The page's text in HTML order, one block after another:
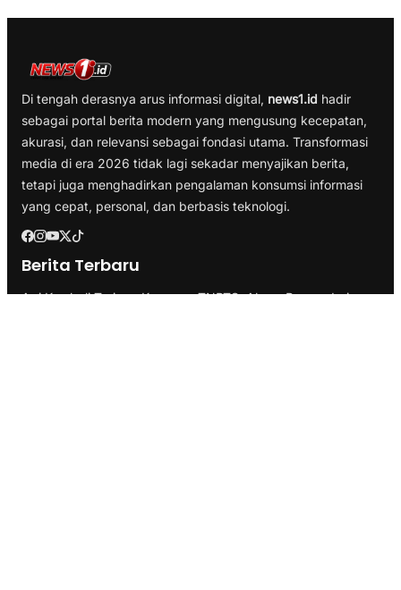
Di tengah derasnya arus informasi digital, news1.id hadir
sebagai portal berita modern yang mengusung kecepatan,
akurasi, dan relevansi sebagai fondasi utama. Transformasi
media di era 2026 tidak lagi sekadar menyajikan berita,
tetapi juga menghadirkan pengalaman konsumsi informasi
yang cepat, personal, dan berbasis teknologi.
Berita Terbaru
Api Kembali Terjang Kawasan TNBTS, Akses Bromo dari